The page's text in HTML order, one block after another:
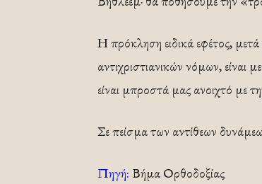
Η πρόκληση ειδικά εφέτος, μετά
αντιχριστιανικών νόμων,
είναι μπροστά μας ανοιχτό με
Σε πείσμα των αντίθεων
Πηγή: Βήμα Ορθοδοξίας